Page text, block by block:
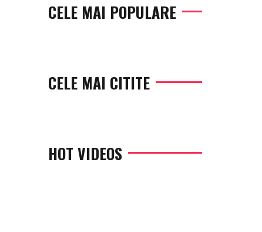
CELE MAI POPULARE
CELE MAI CITITE
HOT VIDEOS